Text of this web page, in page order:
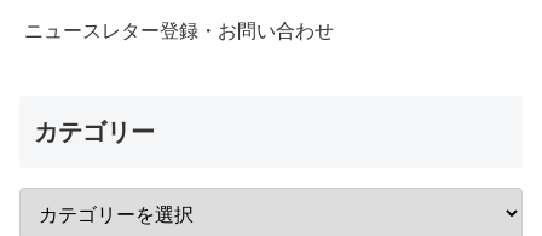
ニュースレター登録・お問い合わせ
カテゴリー